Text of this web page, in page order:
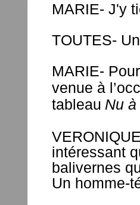
MARIE- J'y
TOUTES-
MARIE-
venue à
tableau Nu
intéressant
balivernes
Un homme-